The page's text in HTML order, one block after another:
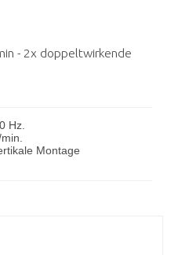
- 2x doppeltwirkende
Hz.
Montage